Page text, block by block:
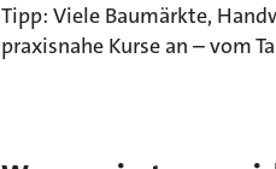
Tipp: Viele Baumärkte,
praxisnahe Kurse an – vom